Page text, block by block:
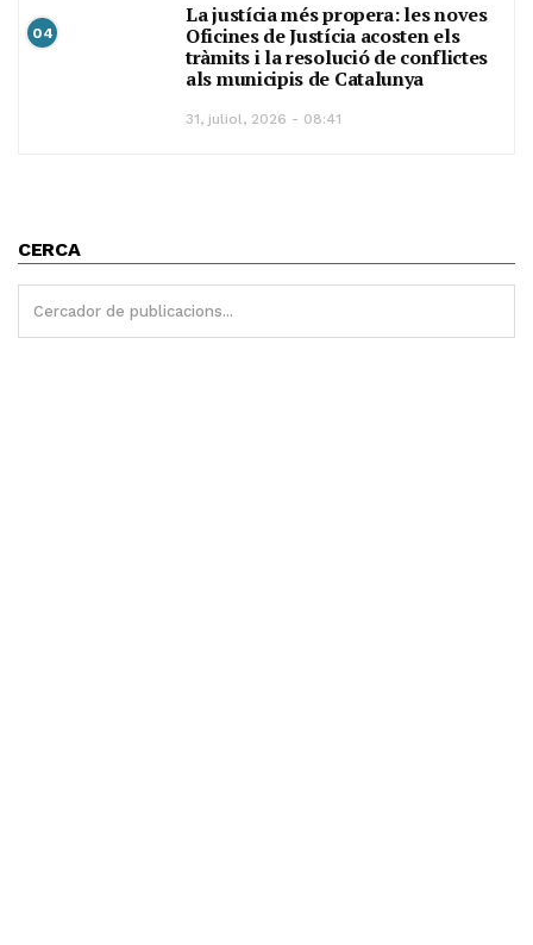
04
La justícia més propera: les noves
Oficines de Justícia acosten els
tràmits i la resolució de conflictes
als municipis de Catalunya
31, juliol, 2026 - 08:41
CERCA